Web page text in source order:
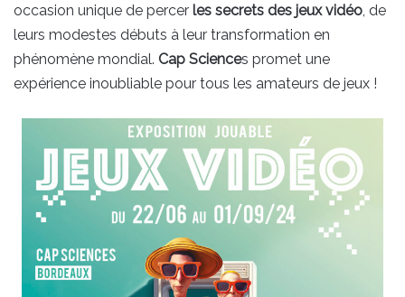
occasion unique de percer les secrets des jeux vidéo, de
leurs modestes débuts à leur transformation en
phénomène mondial. Cap Sciences promet une
expérience inoubliable pour tous les amateurs de jeux !